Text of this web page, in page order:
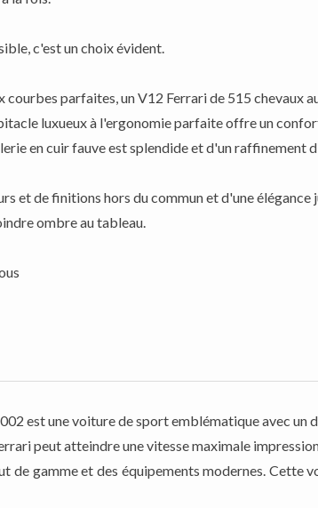
c'est un choix évident.
courbes parfaites, un V12 Ferrari de 515 chevaux
luxueux à l'ergonomie parfaite offre un
en cuir fauve est splendide et d'un
et de finitions hors du commun et d'une
ombre au tableau.
est une voiture de sport emblématique avec un
peut atteindre une vitesse maximale
de gamme et des équipements modernes.